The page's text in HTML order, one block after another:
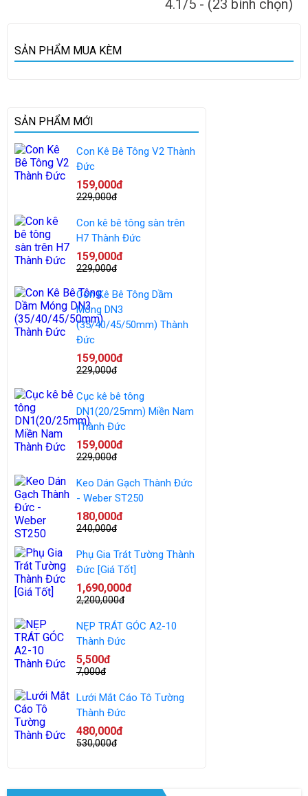
4.1/5 - (23 bình chọn)
SẢN PHẨM MUA KÈM
SẢN PHẨM MỚI
Con Kê Bê Tông V2 Thành
Đức
159,000đ
229,000đ
Con kê bê tông sàn trên
H7 Thành Đức
159,000đ
229,000đ
Con Kê Bê Tông Dầm
Móng DN3
(35/40/45/50mm) Thành
Đức
159,000đ
229,000đ
Cục kê bê tông
DN1(20/25mm) Miền Nam
Thành Đức
159,000đ
229,000đ
Keo Dán Gạch Thành Đức
- Weber ST250
180,000đ
240,000đ
Phụ Gia Trát Tường Thành
Đức [Giá Tốt]
1,690,000đ
2,200,000đ
NẸP TRÁT GÓC A2-10
Thành Đức
5,500đ
7,000đ
Lưới Mắt Cáo Tô Tường
Thành Đức
480,000đ
530,000đ